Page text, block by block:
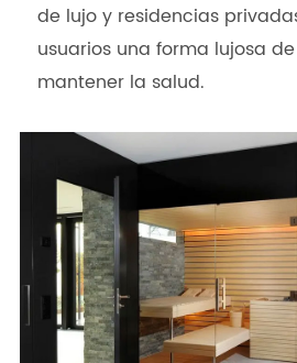
de lujo y residencias
usuarios una forma lujosa
mantener la salud.